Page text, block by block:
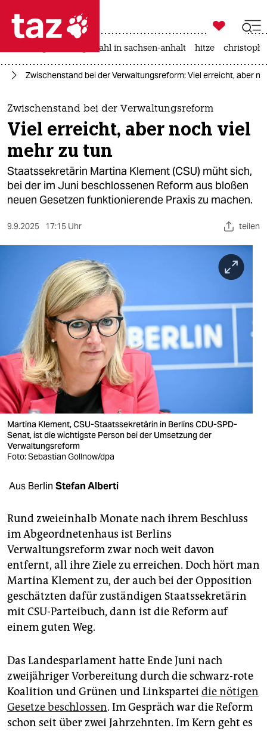
 taz zahl ich
taz zahl ich
themen
politik
öko
gesellschaft
sport
wahrheit
verlag
verlag
veranstaltungen
shop
fragen & hilfe
abo
genossenschaft
epaper login

taz zahl ich
landtagswahl in sachsen-anhalt hitze
Zwischenstand bei der Verwaltungsreform: Viel erreicht, aber
Zwischenstand bei der Verwaltungsreform
Viel erreicht, aber noch viel
mehr zu tun
Staatssekretärin Martina Klement (CSU) müht sich,
bei der im Juni beschlossenen Reform aus bloßen
neuen Gesetzen funktionierende Praxis zu machen.
9.9.2025 17:15 Uhr teilen
Martina Klement, CSU-Staatssekretärin in Berlins CDU-SPD-
Senat, ist die wichtigste Person bei der Umsetzung der
Verwaltungsreform
Foto: Sebastian Gollnow/dpa
Aus Berlin Stefan Alberti
Rund zweieinhalb Monate nach ihrem Beschluss
im Abgeordnetenhaus ist Berlins
Verwaltungsreform zwar noch weit davon
entfernt, all ihre Ziele zu erreichen. Doch hört man
Martina Klement zu, der auch bei der Opposition
geschätzten dafür zuständigen Staatssekretärin
mit CSU-Parteibuch, dann ist die Reform auf
einem guten Weg.
Das Landesparlament hatte Ende Juni nach
zweijähriger Vorbereitung durch die schwarz-rote
Koalition und Grünen und Linksparteidie nötigen
Gesetze beschlossen. Im Gespräch war die Reform
schon seit über zwei Jahrzehnten. Im Kern geht es